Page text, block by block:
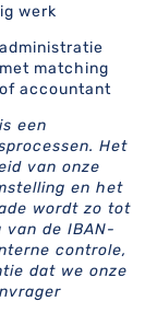
werk
matching
accountant
een
Het
van onze
en het
wordt zo tot
van de IBAN-
controle,
dat we onze